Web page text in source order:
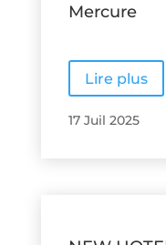
Mercure
Lire plus
17 Juil 2025